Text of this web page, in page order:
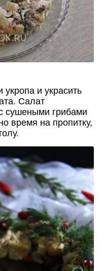
укропа и украсить
Салат
сушеными грибами
время на пропитку,